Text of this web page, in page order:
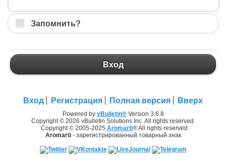
Запомнить?
Вход
Вход Регистрация Полная версия Вверх
Powered by vBulletin®Version 3.6.8
Copyright © 2026 vBulletin Solutions Inc. All rights reserved.
Copyright © 2005-2025 Aromarti® All rights reserved
Aromarti- зарегистрированный товарный знак